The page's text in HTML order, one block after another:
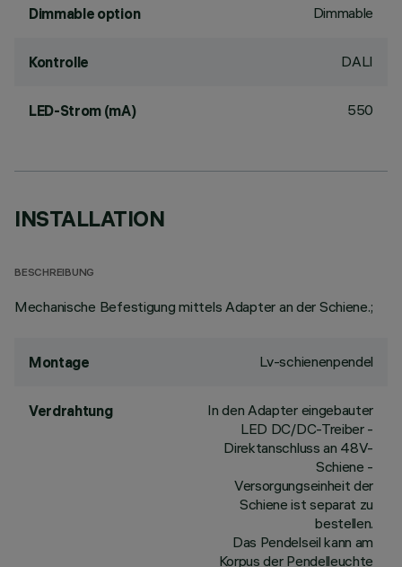
Dimmable option Dimmable
Kontrolle DALI
LED-Strom (mA) 550
INSTALLATION
BESCHREIBUNG
Mechanische Befestigung mittels Adapter an der Schiene.;
Montage Lv-schienenpendel
Verdrahtung
In den Adapter eingebauter
LED DC/DC-Treiber -
Direktanschluss an 48V-
Schiene -
Versorgungseinheit der
Schiene ist separat zu
bestellen.
Das Pendelseil kann am
Korpus der Pendelleuchte